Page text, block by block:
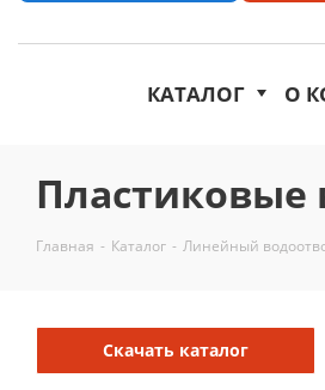
КАТАЛОГ О
Пластиковые
Главная - Каталог - Линейный
Скачать каталог